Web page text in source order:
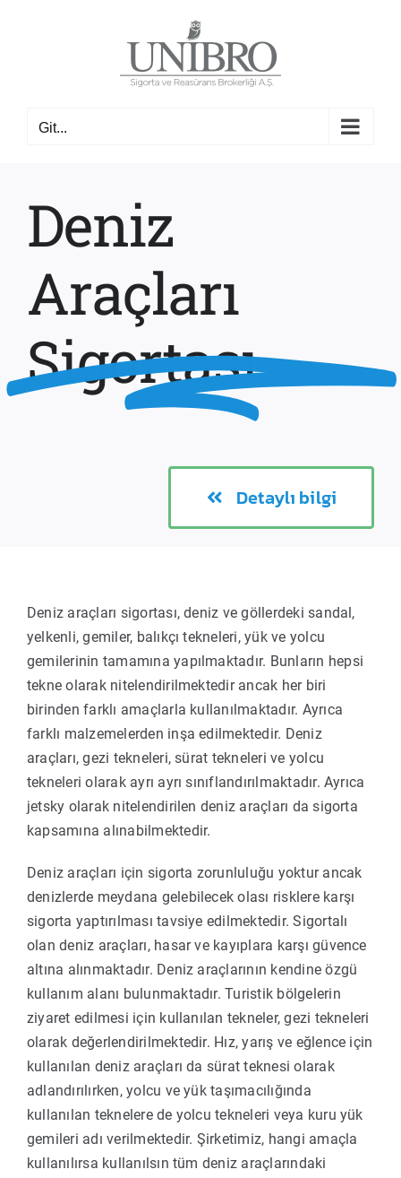
Git...
Deniz
Araçları
Sigortası
Detaylı bilgi
Deniz araçları sigortası, deniz ve göllerdeki sandal,
yelkenli, gemiler, balıkçı tekneleri, yük ve yolcu
gemilerinin tamamına yapılmaktadır. Bunların hepsi
tekne olarak nitelendirilmektedir ancak her biri
birinden farklı amaçlarla kullanılmaktadır. Ayrıca
farklı malzemelerden inşa edilmektedir. Deniz
araçları, gezi tekneleri, sürat tekneleri ve yolcu
tekneleri olarak ayrı ayrı sınıflandırılmaktadır. Ayrıca
jetsky olarak nitelendirilen deniz araçları da sigorta
kapsamına alınabilmektedir.
Deniz araçları için sigorta zorunluluğu yoktur ancak
denizlerde meydana gelebilecek olası risklere karşı
sigorta yaptırılması tavsiye edilmektedir. Sigortalı
olan deniz araçları, hasar ve kayıplara karşı güvence
altına alınmaktadır. Deniz araçlarının kendine özgü
kullanım alanı bulunmaktadır. Turistik bölgelerin
ziyaret edilmesi için kullanılan tekneler, gezi tekneleri
olarak değerlendirilmektedir. Hız, yarış ve eğlence için
kullanılan deniz araçları da sürat teknesi olarak
adlandırılırken, yolcu ve yük taşımacılığında
kullanılan teknelere de yolcu tekneleri veya kuru yük
gemileri adı verilmektedir. Şirketimiz, hangi amaçla
kullanılırsa kullanılsın tüm deniz araçlarındaki